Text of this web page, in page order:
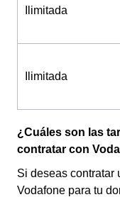
Ilimitada
Ilimitada
¿Cuáles son las
contratar con
Si deseas contratar
Vodafone para tu